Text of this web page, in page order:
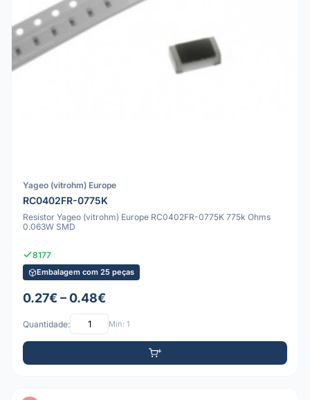
Yageo (vitrohm) Europe
RC0402FR-0775K
Resistor Yageo (vitrohm) Europe RC0402FR-0775K 775k Ohms
0.063W SMD
8177
Embalagem com 25 peças
0.27€ – 0.48€
Quantidade: Mín: 1